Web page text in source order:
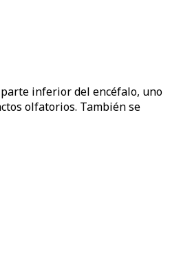
inferior del encéfalo, uno
olfatorios. También se